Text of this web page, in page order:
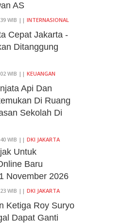
AS
WIB || INTERNASIONAL
Cepat Jakarta -
Ditanggung
WIB || KEUANGAN
Api Dan
Di Ruang
Sekolah Di
WIB || DKI JAKARTA
Untuk
Baru
November 2026
WIB || DKI JAKARTA
Ketiga Roy Suryo
Dapat Ganti